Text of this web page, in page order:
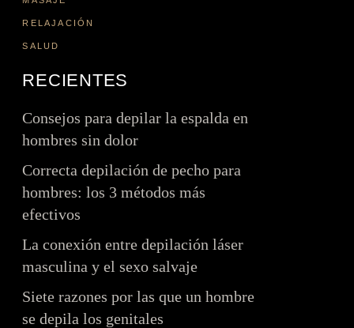
Depilación beneficios
Consejos y guías de
depilación
depilación
RELAJACIÓN
SALUD
RECIENTES
Consejos para depilar la espalda en
hombres sin dolor
Correcta depilación de pecho para
hombres: los 3 métodos más
efectivos
La conexión entre depilación láser
masculina y el sexo salvaje
Siete razones por las que un hombre
se depila los genitales